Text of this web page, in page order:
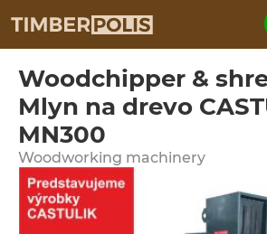
Woodchipper &
Mlyn na drevo
MN300
Woodworking machinery